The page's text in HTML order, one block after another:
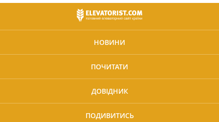
НОВИНИ
ПОЧИТАТИ
ДОВІДНИК
ПОДИВИТИСЬ